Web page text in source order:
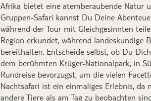
Afrika bietet eine atemberaubende Natur
Gruppen-Safari kannst Du Deine
während der Tour mit Gleichgesinnten
Region erkundet, während landeskundige
bereithalten. Entscheide selbst, ob Du
dem berühmten Krüger-Nationalpark, in
Rundreise bevorzugst, um die vielen
Nachtsafari ist ein einmaliges Erlebnis,
andere Tiere als am Tag zu beobachten